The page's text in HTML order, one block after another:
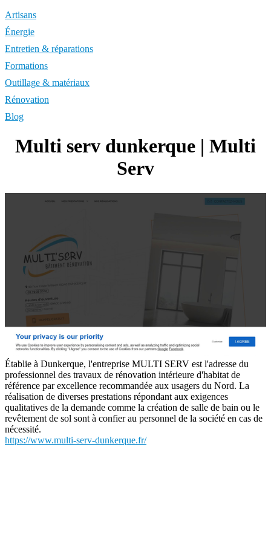
Artisans
Énergie
Entretien & réparations
Formations
Outillage & matériaux
Rénovation
Blog
Multi serv dunkerque | Multi
Serv
Établie à Dunkerque, l'entreprise MULTI SERV est l'adresse du
professionnel des travaux de rénovation intérieure d'habitat de
référence par excellence recommandée aux usagers du Nord. La
réalisation de diverses prestations répondant aux exigences
qualitatives de la demande comme la création de salle de bain ou le
revêtement de sol sont à confier au personnel de la société en cas de
nécessité.
https://www.multi-serv-dunkerque.fr/